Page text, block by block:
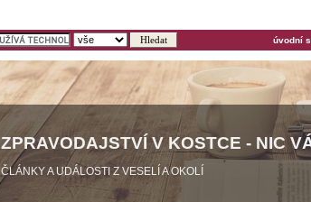
úvodní
ZPRAVODAJSTVÍ V KOSTCE - NIC
ČLÁNKY A UDÁLOSTI Z VESELÍ A OKOLÍ